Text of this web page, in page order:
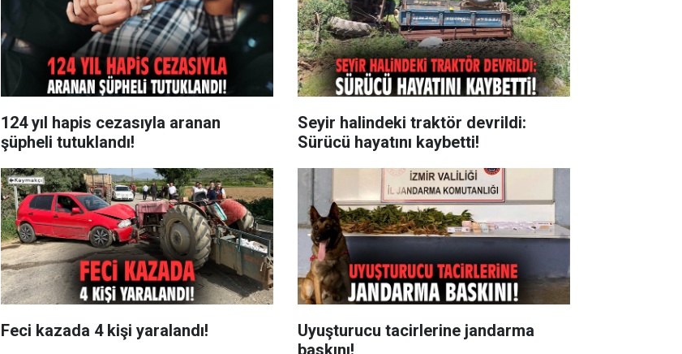
124 yıl hapis cezasıyla aranan
şüpheli tutuklandı!
Seyir halindeki traktör devrildi:
Sürücü hayatını kaybetti!
Feci kazada 4 kişi yaralandı!
Uyuşturucu tacirlerine jandarma
baskını!